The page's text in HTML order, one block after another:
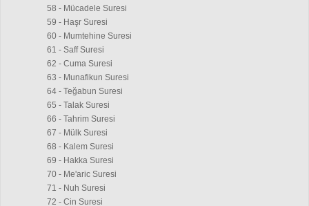
58 - Mücadele Suresi
59 - Haşr Suresi
60 - Mumtehine Suresi
61 - Saff Suresi
62 - Cuma Suresi
63 - Munafikun Suresi
64 - Teğabun Suresi
65 - Talak Suresi
66 - Tahrim Suresi
67 - Mülk Suresi
68 - Kalem Suresi
69 - Hakka Suresi
70 - Me'aric Suresi
71 - Nuh Suresi
72 - Cin Suresi